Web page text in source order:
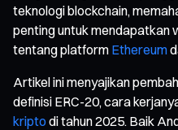
teknologi blockchain,
penting untuk mendapatkan
tentang platform Ethereum
Artikel ini menyajikan
definisi ERC-20, cara
kriptodi tahun 2025. Baik